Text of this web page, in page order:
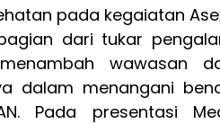
pada kegaiatan
dari tukar
wawasan
dalam menangani
Pada presentasi